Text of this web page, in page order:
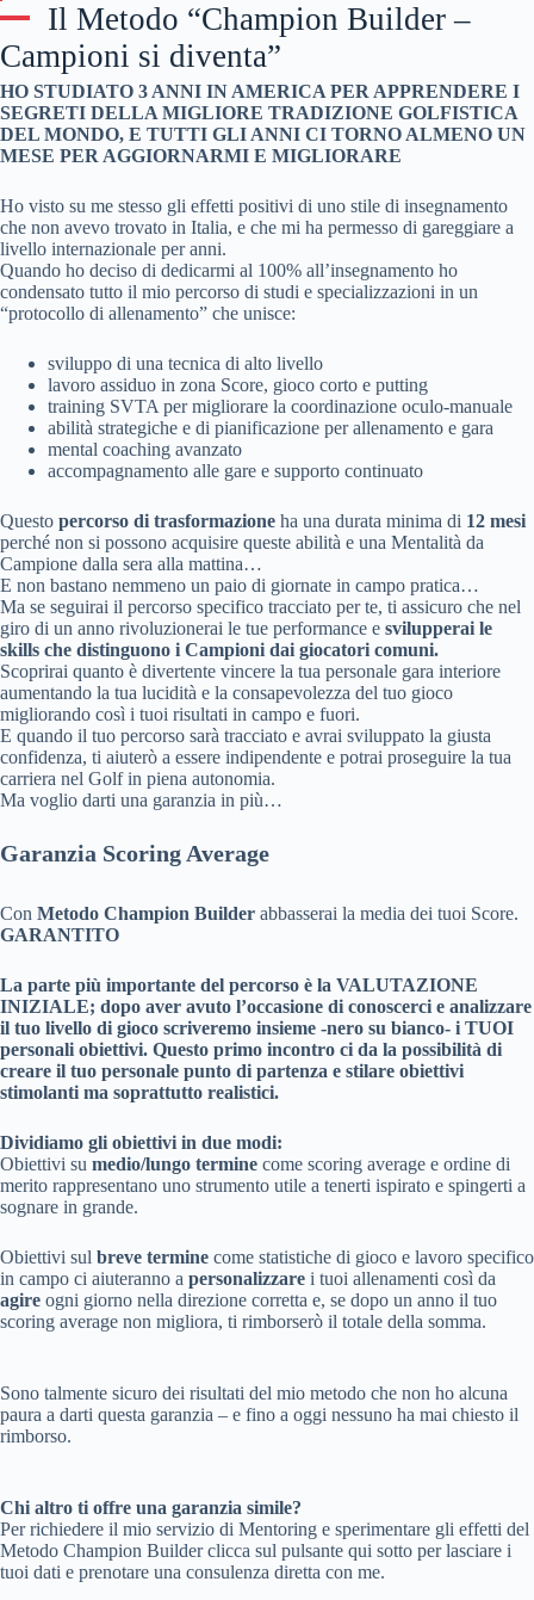
Il Metodo “Champion Builder –
Campioni si diventa”
HO STUDIATO 3 ANNI IN AMERICA PER APPRENDERE I
SEGRETI DELLA MIGLIORE TRADIZIONE GOLFISTICA
DEL MONDO, E TUTTI GLI ANNI CI TORNO ALMENO UN
MESE PER AGGIORNARMI E MIGLIORARE
Ho visto su me stesso gli effetti positivi di uno stile di insegnamento
che non avevo trovato in Italia, e che mi ha permesso di gareggiare a
livello internazionale per anni.
Quando ho deciso di dedicarmi al 100% all’insegnamento ho
condensato tutto il mio percorso di studi e specializzazioni in un
“protocollo di allenamento” che unisce:
sviluppo di una tecnica di alto livello
lavoro assiduo in zona Score, gioco corto e putting
training SVTA per migliorare la coordinazione oculo-manuale
abilità strategiche e di pianificazione per allenamento e gara
mental coaching avanzato
accompagnamento alle gare e supporto continuato
Questo percorso di trasformazione ha una durata minima di 12 mesi
perché non si possono acquisire queste abilità e una Mentalità da
Campione dalla sera alla mattina…
E non bastano nemmeno un paio di giornate in campo pratica…
Ma se seguirai il percorso specifico tracciato per te, ti assicuro che nel
giro di un anno rivoluzionerai le tue performance e svilupperai le
skills che distinguono i Campioni dai giocatori comuni.
Scoprirai quanto è divertente vincere la tua personale gara interiore
aumentando la tua lucidità e la consapevolezza del tuo gioco
migliorando così i tuoi risultati in campo e fuori.
E quando il tuo percorso sarà tracciato e avrai sviluppato la giusta
confidenza, ti aiuterò a essere indipendente e potrai proseguire la tua
carriera nel Golf in piena autonomia.
Ma voglio darti una garanzia in più…
Garanzia Scoring Average
Con Metodo Champion Builder abbasserai la media dei tuoi Score.
GARANTITO
La parte più importante del percorso è la VALUTAZIONE
INIZIALE; dopo aver avuto l’occasione di conoscerci e analizzare
il tuo livello di gioco scriveremo insieme -nero su bianco- i TUOI
personali obiettivi. Questo primo incontro ci da la possibilità di
creare il tuo personale punto di partenza e stilare obiettivi
stimolanti ma soprattutto realistici.
Dividiamo gli obiettivi in due modi:
Obiettivi su medio/lungo termine come scoring average e ordine di
merito rappresentano uno strumento utile a tenerti ispirato e spingerti a
sognare in grande.
Obiettivi sul breve termine come statistiche di gioco e lavoro specifico
in campo ci aiuteranno a personalizzare i tuoi allenamenti così da
agire ogni giorno nella direzione corretta e, se dopo un anno il tuo
scoring average non migliora, ti rimborserò il totale della somma.
Sono talmente sicuro dei risultati del mio metodo che non ho alcuna
paura a darti questa garanzia – e fino a oggi nessuno ha mai chiesto il
rimborso.
Chi altro ti offre una garanzia simile?
Per richiedere il mio servizio di Mentoring e sperimentare gli effetti del
Metodo Champion Builder clicca sul pulsante qui sotto per lasciare i
tuoi dati e prenotare una consulenza diretta con me.